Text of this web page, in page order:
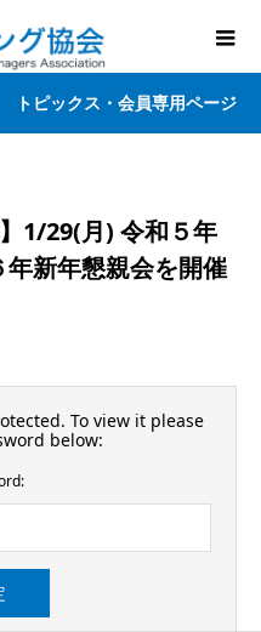
トピックス・会員専用ページ
1/29(月) 令和５年
新年懇親会を開催
To view it please
below: